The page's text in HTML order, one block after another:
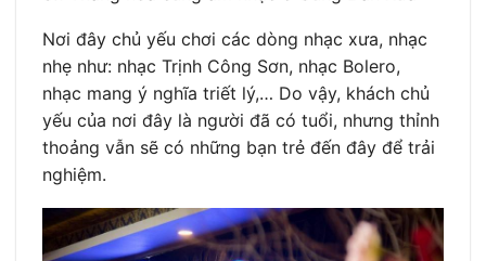
Nơi đây chủ yếu chơi các dòng nhạc xưa, nhạc
nhẹ như: nhạc Trịnh Công Sơn, nhạc Bolero,
nhạc mang ý nghĩa triết lý,… Do vậy, khách chủ
yếu của nơi đây là người đã có tuổi, nhưng thỉnh
thoảng vẫn sẽ có những bạn trẻ đến đây để trải
nghiệm.